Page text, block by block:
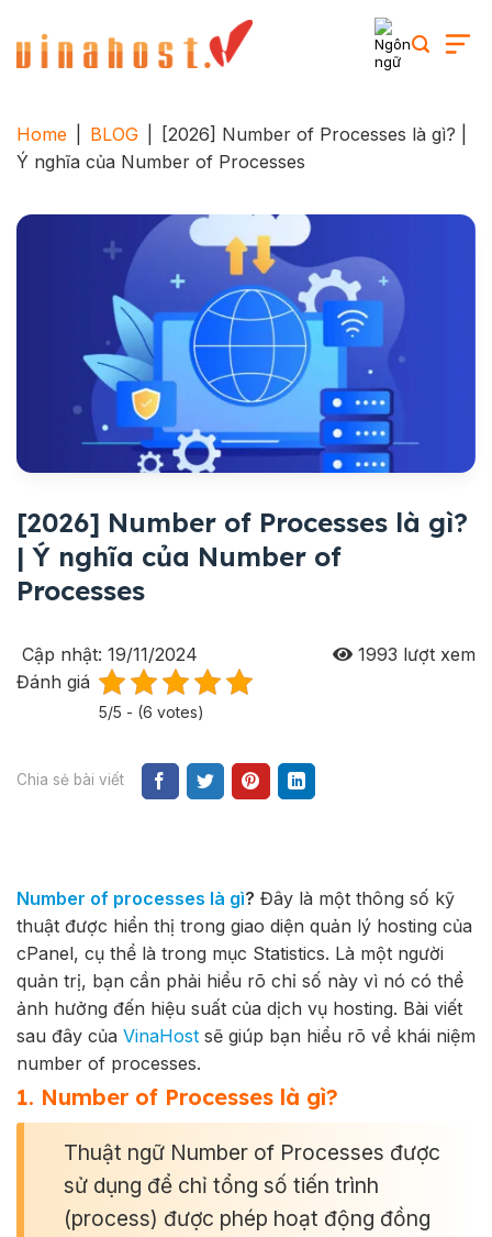
content
Home BLOG
[2026] Number of Processes là gì? |
Ý nghĩa của Number of Processes
[2026] Number of Processes là gì?
| Ý nghĩa của Number of
Processes
Cập nhật: 19/11/2024 1993 lượt xem
Đánh giá
5/5 - (6 votes)
Chia sẻ bài viết
Number of processes là gì? Đây là một thông số kỹ
thuật được hiển thị trong giao diện quản lý hosting của
cPanel, cụ thể là trong mục Statistics. Là một người
quản trị, bạn cần phải hiểu rõ chỉ số này vì nó có thể
ảnh hưởng đến hiệu suất của dịch vụ hosting. Bài viết
sau đây của VinaHost sẽ giúp bạn hiểu rõ về khái niệm
number of processes.
1. Number of Processes là gì?
Thuật ngữ Number of Processes được
sử dụng để chỉ tổng số tiến trình
(process) được phép hoạt động đồng